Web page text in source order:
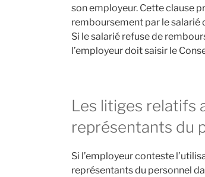
son employeur. Cette clause
remboursement par le salarié
Si le salarié refuse de
l’employeur doit saisir le
Les litiges relatifs
représentants du
Si l’employeur conteste
représentants du personnel